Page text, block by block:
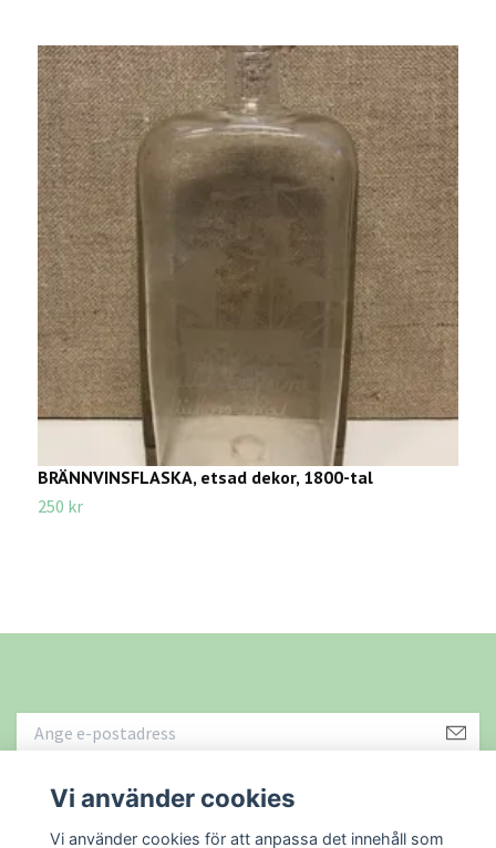
BRÄNNVINSFLASKA, etsad dekor, 1800-tal
250 kr
Läs mer
Vi använder cookies
Vi använder cookies för att anpassa det innehåll som